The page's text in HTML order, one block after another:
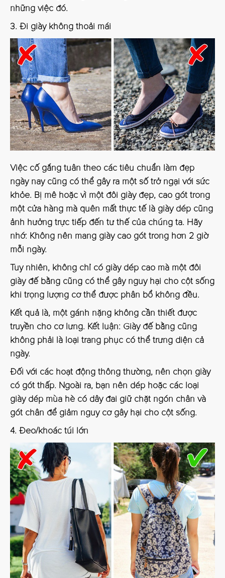
những việc đó.
3. Đi giày không thoải mái
Việc cố gắng tuân theo các tiêu chuẩn làm đẹp
ngày nay cũng có thể gây ra một số trở ngại với sức
khỏe. Bị mê hoặc vì một đôi giày đẹp, cao gót trong
một cửa hàng mà quên mất thực tế là giày dép cũng
ảnh hưởng trực tiếp đến tư thế của chúng ta. Hãy
nhớ: Không nên mang giày cao gót trong hơn 2 giờ
mỗi ngày.
Tuy nhiên, không chỉ có giày dép cao mà một đôi
giày đế bằng cũng có thể gây nguy hại cho cột sống
khi trọng lượng cơ thể được phân bổ không đều.
Kết quả là, một gánh nặng không cần thiết được
truyền cho cơ lưng. Kết luận: Giày đế bằng cũng
không phải là loại trang phục có thể trưng diện cả
ngày.
Đối với các hoạt động thông thường, nên chọn giày
có gót thấp. Ngoài ra, bạn nên dép hoặc các loại
giày dép mùa hè có dây đai giữ chặt ngón chân và
gót chân để giảm nguy cơ gây hại cho cột sống.
4. Đeo/khoác túi lớn